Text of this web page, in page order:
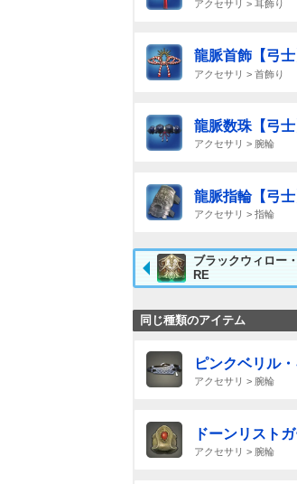
アクセサリ > 耳飾り
龍脈首飾【弓士
アクセサリ > 首飾り
龍脈数珠【弓士
アクセサリ > 腕輪
龍脈指輪【弓士
アクセサリ > 指輪
ブラックウィロー
RE
同じ種類のアイテム
ピンクベリル
アクセサリ > 腕輪
ドーンリスト
アクセサリ > 腕輪